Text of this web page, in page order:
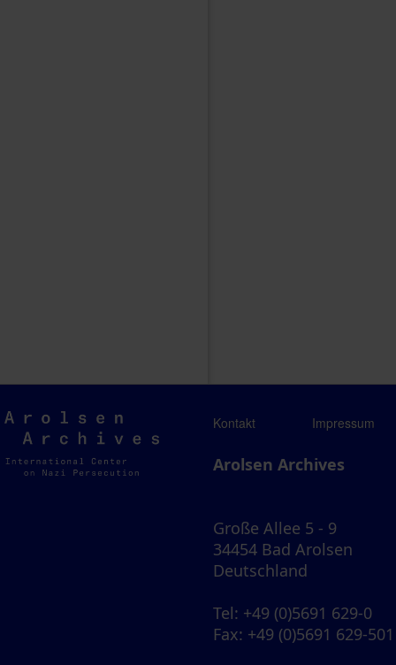
Arolsen
Archives
Kontakt Impressum
Arolsen Archives
Große Allee 5 - 9
34454 Bad Arolsen
Deutschland
Tel: +49 (0)5691 629-0
Fax: +49 (0)5691 629-501